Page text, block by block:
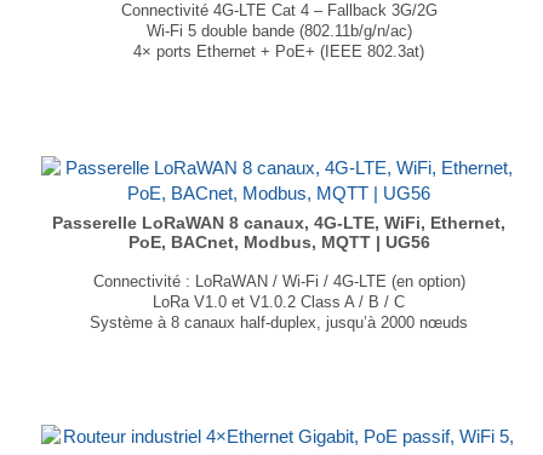
Connectivité 4G-LTE Cat 4 – Fallback 3G/2G
Wi-Fi 5 double bande (802.11b/g/n/ac)
4× ports Ethernet + PoE+ (IEEE 802.3at)
...
Passerelle LoRaWAN 8 canaux, 4G-LTE, WiFi, Ethernet,
PoE, BACnet, Modbus, MQTT | UG56
Connectivité : LoRaWAN / Wi-Fi / 4G-LTE (en option)
LoRa V1.0 et V1.0.2 Class A / B / C
Système à 8 canaux half-duplex, jusqu’à 2000 nœuds
...